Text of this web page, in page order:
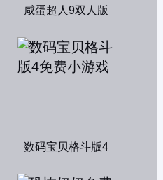
咸蛋超人9双人版
数码宝贝格斗版4